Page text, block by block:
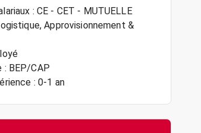
: CE - CET - MUTUELLE
Approvisionnement &
: BEP/CAP
: 0-1 an